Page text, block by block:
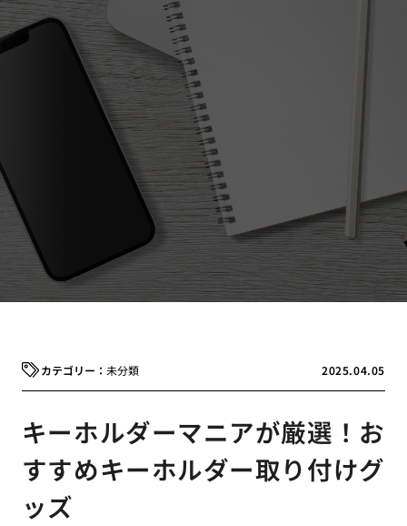
2025.04.05
未分類
キーホルダーマニアが厳選！お
すすめキーホルダー取り付けグ
ッズ